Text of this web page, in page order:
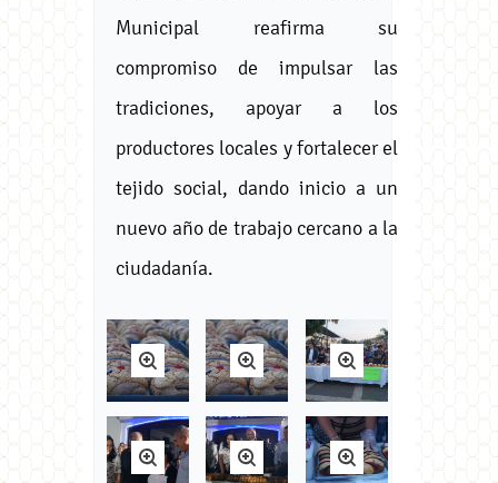
Municipal reafirma su
compromiso de impulsar las
tradiciones, apoyar a los
productores locales y fortalecer el
tejido social, dando inicio a un
nuevo año de trabajo cercano a la
ciudadanía.